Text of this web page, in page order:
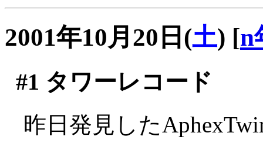
2001年10月20日(土) [n
#1 タワーレコード
昨日発見した